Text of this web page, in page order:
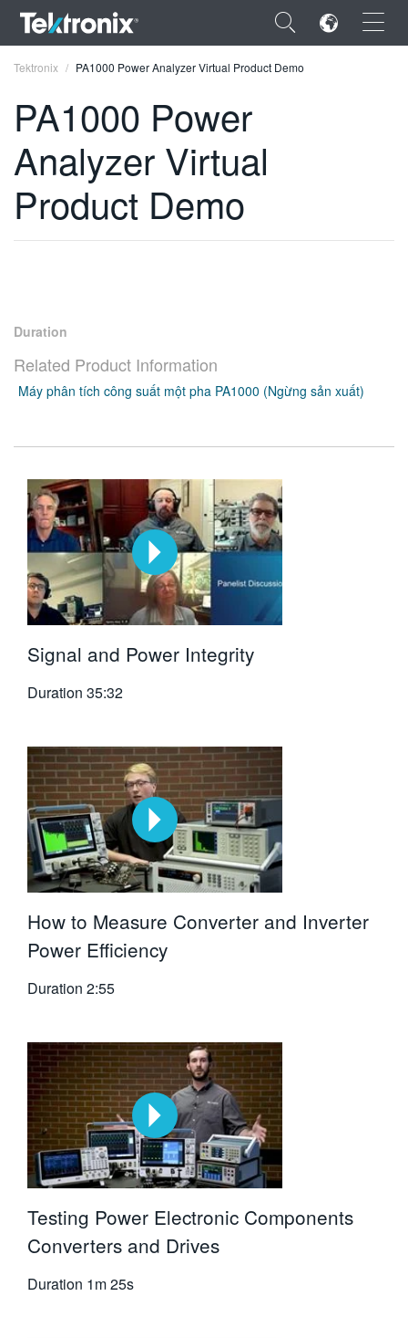
×
ENGLISH
FRANÇAIS
日本語
한국어
Tektronix PA1000 Power Analyzer Virtual Product Demo
PA1000 Power
Analyzer Virtual
Product Demo
Duration
Related Product Information
Máy phân tích công suất một pha PA1000 (Ngừng sản xuất)
Signal and Power Integrity
Duration 35:32
How to Measure Converter and Inverter
Power Efficiency
Duration 2:55
Testing Power Electronic Components
Converters and Drives
Duration 1m 25s